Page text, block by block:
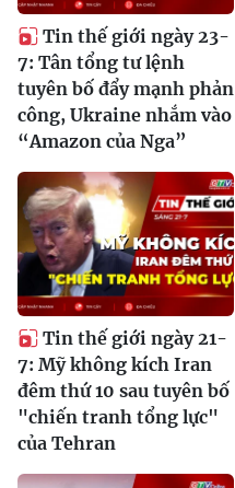
Tin thế giới ngày 23-
7: Tân tổng tư lệnh
tuyên bố đẩy mạnh phản
công, Ukraine nhắm vào
“Amazon của Nga”
Tin thế giới ngày 21-
7: Mỹ không kích Iran
đêm thứ 10 sau tuyên bố
"chiến tranh tổng lực"
của Tehran